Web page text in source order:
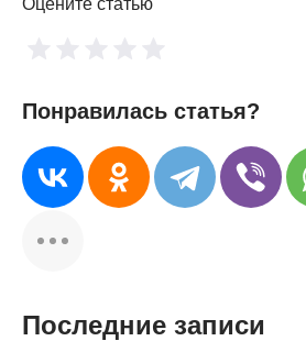
Понравилась статья?
Последние записи